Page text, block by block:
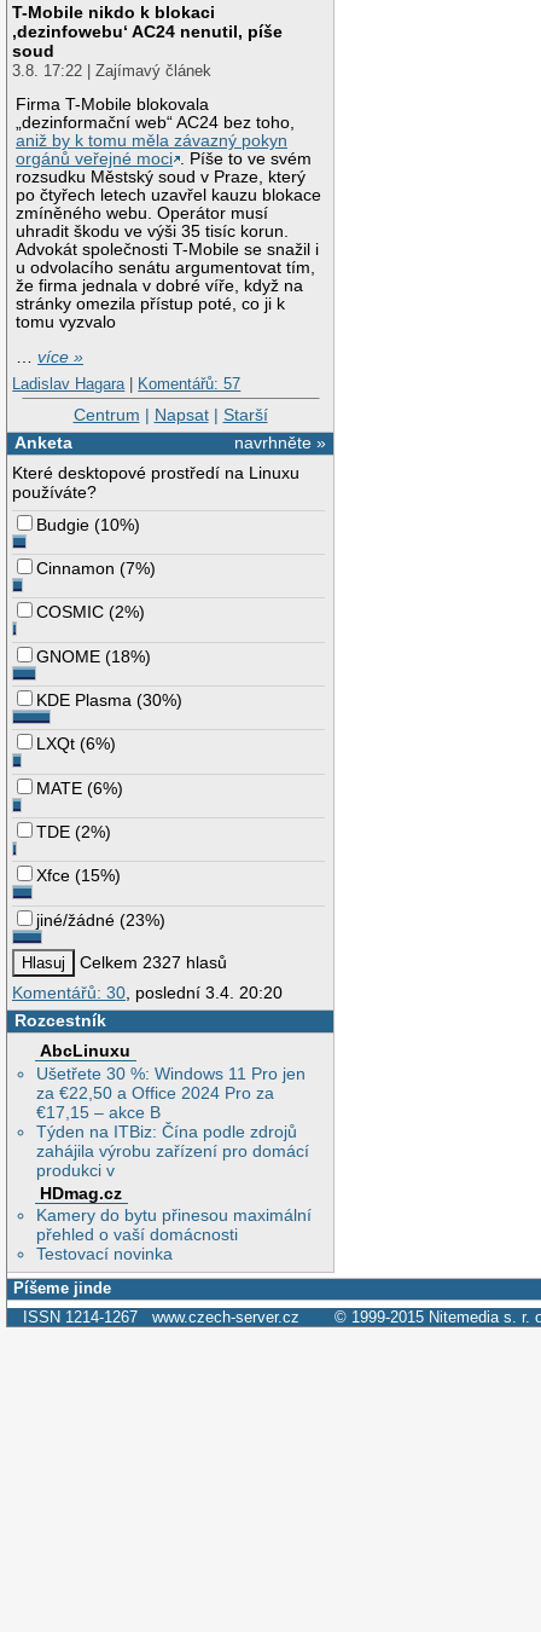
T-Mobile nikdo k blokaci
‚dezinfowebu‘ AC24 nenutil, píše
soud
3.8. 17:22 | Zajímavý článek
Firma T-Mobile blokovala
„dezinformační web“ AC24 bez toho,
aniž by k tomu měla závazný pokyn
orgánů veřejné moci . Píše to ve svém
rozsudku Městský soud v Praze, který
po čtyřech letech uzavřel kauzu blokace
zmíněného webu. Operátor musí
uhradit škodu ve výši 35 tisíc korun.
Advokát společnosti T-Mobile se snažil i
u odvolacího senátu argumentovat tím,
že firma jednala v dobré víře, když na
stránky omezila přístup poté, co ji k
tomu vyzvalo
…více »
Ladislav Hagara | Komentářů: 57
Centrum | Napsat| Starší
navrhněte »
Anketa
Které desktopové prostředí na Linuxu
používáte?
Budgie (10%)
Cinnamon (7%)
COSMIC (2%)
GNOME (18%)
KDE Plasma (30%)
LXQt (6%)
MATE (6%)
TDE (2%)
Xfce (15%)
jiné/žádné (23%)
Celkem 2327 hlasů
Komentářů: 30, poslední 3.4. 20:20
Rozcestník
AbcLinuxu
Ušetřete 30 %: Windows 11 Pro jen
za €22,50 a Office 2024 Pro za
€17,15 – akce B
Týden na ITBiz: Čína podle zdrojů
zahájila výrobu zařízení pro domácí
produkci v
HDmag.cz
Kamery do bytu přinesou maximální
přehled o vaší domácnosti
Testovací novinka
Píšeme jinde
ISSN 1214-1267 www.czech-server.cz © 1999-2015 Nitemedia s. r.